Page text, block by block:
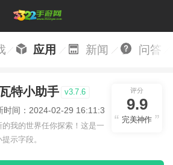
应用 新闻 问答
特小助手 v3.7.6
时间：2024-02-29 16:11:33
的我的世界任你探索！这是一
示字段。
评分
9.9
完美神作